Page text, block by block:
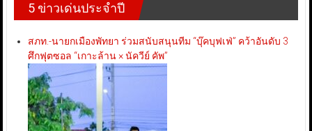
5 ข่าวเด่นประจำปี
สภท.-นายกเมืองพัทยา ร่วมสนับสนุนทีม “บุ๊คบุฟเฟ่” คว้าอันดับ 3
ศึกฟุตซอล “เกาะล้าน × นัควีย์ คัพ”